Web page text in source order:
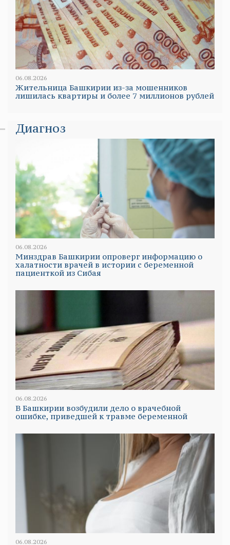
06.08.2026
Жительница Башкирии из-за мошенников
лишилась квартиры и более 7 миллионов рублей
Диагноз
06.08.2026
Минздрав Башкирии опроверг информацию о
халатности врачей в истории с беременной
пациенткой из Сибая
06.08.2026
В Башкирии возбудили дело о врачебной
ошибке, приведшей к травме беременной
06.08.2026